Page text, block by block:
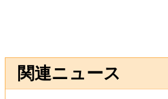
関連ニュース